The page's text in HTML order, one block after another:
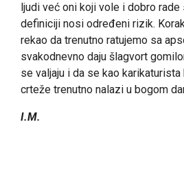
ljudi već oni koji vole i dobro
definiciji nosi određeni rizik.
rekao da trenutno ratujemo sa
svakodnevno daju šlagvort
se valjaju i da se kao
crteže trenutno nalazi u bogom
I.M.